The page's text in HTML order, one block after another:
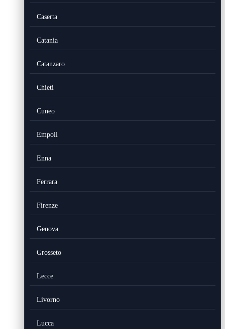
Caserta
Catania
Catanzaro
Chieti
Cuneo
Empoli
Enna
Ferrara
Firenze
Genova
Grosseto
Lecce
Livorno
Lucca